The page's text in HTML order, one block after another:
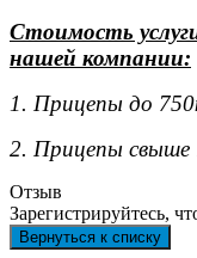
Стоимость
нашей компании:
1. Прицепы до
2. Прицепы свыше
Отзыв
Зарегистрируйтесь,